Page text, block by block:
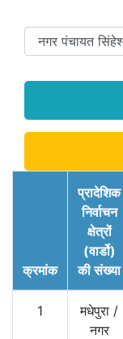
क्रमांक
प्रादेशिक
निर्वाचन
क्षेत्रों
(वार्डो)
की संख्या
1 मधेपुरा /
नगर